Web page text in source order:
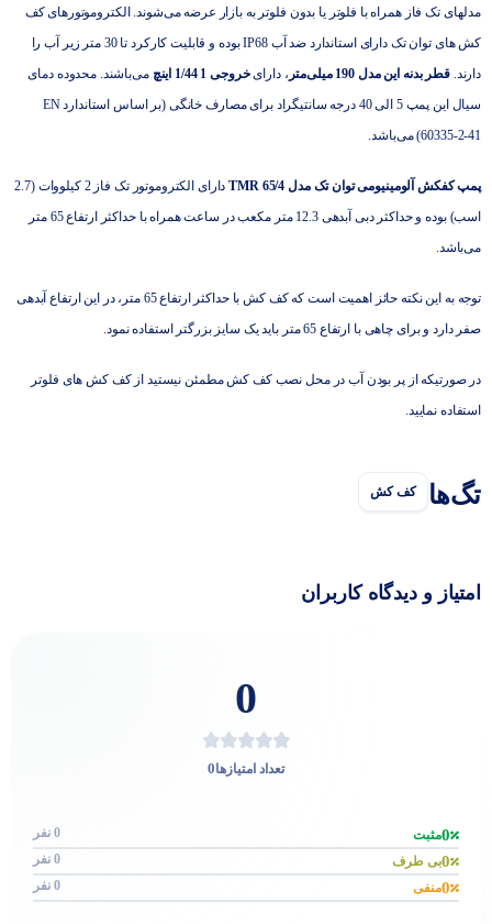
مدلهای تک فاز همراه با فلوتر یا بدون فلوتر به بازار عرضه می‌شوند. الکتروموتورهای کف
کش های توان تک دارای استاندارد ضد آب IP68 بوده و قابلیت کارکرد تا 30 متر زیر آب را
دارند.قطر بدنه این مدل 190 میلی‌متر ، دارایخروجی 1 1/44 اینچ
می‌باشند. محدوده دمای
سیال این پمپ 5 الی 40 درجه سانتیگراد برای مصارف خانگی (بر اساس استاندارد EN
60335-2-41) می‌باشد.
پمپ کفکش آلومینیومی توان تک مدل TMR 65/4
دارای الکتروموتور تک فاز 2 کیلووات (2.7
اسب) بوده و حداکثر دبی آبدهی 12.3 متر مکعب در ساعت همراه با حداکثر ارتفاع 65 متر
می‌باشد.
توجه به این نکته حائز اهمیت است که کف کش با حداکثر ارتفاع 65 متر، در این ارتفاع آبدهی
صفر دارد و برای چاهی با ارتفاع 65 متر باید یک سایز بزرگتر استفاده نمود.
در صورتیکه از پر بودن آب در محل نصب کف کش مطمئن نیستید از کف کش های فلوتر
استفاده نمایید.
تگ‌ها کف کش
امتیاز و دیدگاه کاربران
0
تعداد امتیازها0
0مثبت 0 نفر
0بی طرف 0 نفر
0منفی 0 نفر